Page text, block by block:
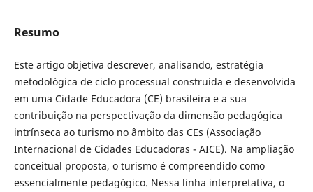
Resumo
Este artigo objetiva descrever, analisando, estratégia
metodológica de ciclo processual construída e desenvolvida
em uma Cidade Educadora (CE) brasileira e a sua
contribuição na perspectivação da dimensão pedagógica
intrínseca ao turismo no âmbito das CEs (Associação
Internacional de Cidades Educadoras - AICE). Na ampliação
conceitual proposta, o turismo é compreendido como
essencialmente pedagógico. Nessa linha interpretativa, o